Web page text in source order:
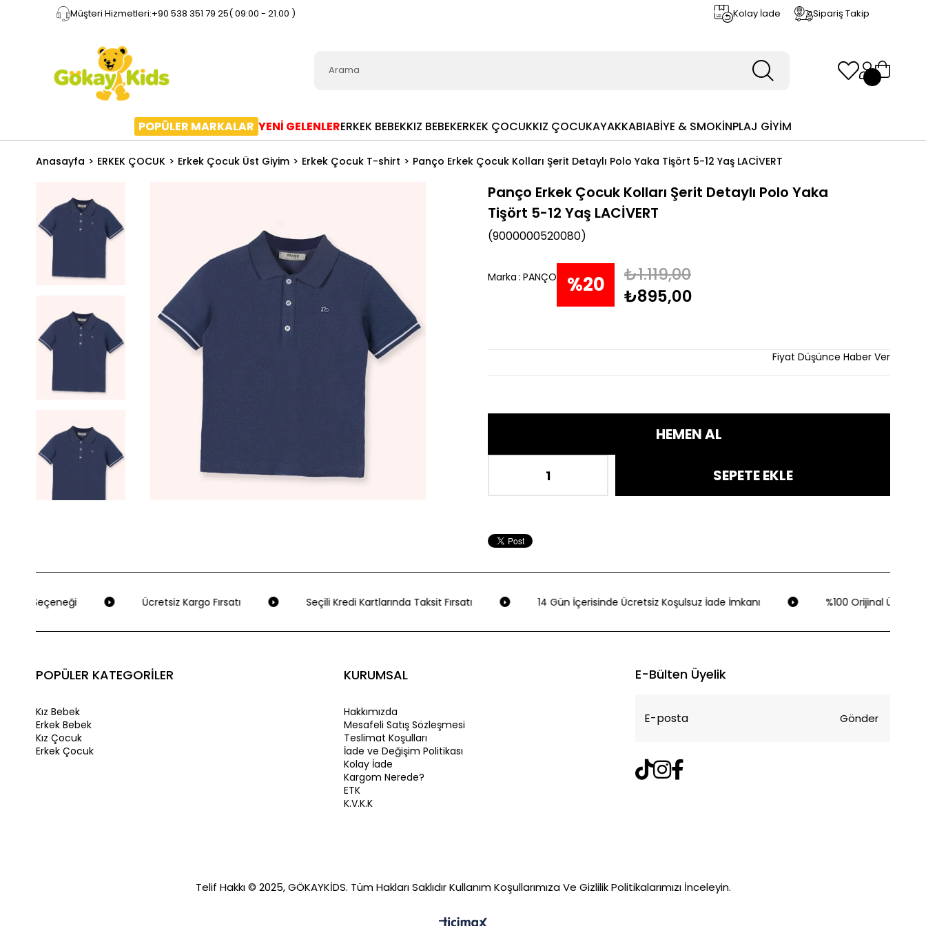
Müşteri Hizmetleri:+90 538 351 79 25( 09:00 - 21.00 ) Kolay İade Sipariş Takip
POPÜLER MARKALAR YENİ GELENLERERKEK BEBEKKIZ BEBEKERKEK ÇOCUKKIZ ÇOCUKAYAKKABIABİYE & SMOKİNPLAJ GİYİM
Anasayfa ERKEK ÇOCUK Erkek Çocuk Üst Giyim Erkek Çocuk T-shirt Panço Erkek Çocuk Kolları Şerit Detaylı Polo Yaka Tişört 5-12 Yaş LACİVERT
Panço Erkek Çocuk Kolları Şerit Detaylı Polo Yaka
Tişört 5-12 Yaş LACİVERT
(9000000520080)
Marka : PANÇO %20
₺1.119,00
₺895,00
Fiyat Düşünce Haber Ver
Seçeneği Ücretsiz Kargo Fırsatı Seçili Kredi Kartlarında Taksit Fırsatı 14 Gün İçerisinde Ücretsiz Koşulsuz İade İmkanı %100 Orijinal Ürün
POPÜLER KATEGORİLER
Kız Bebek
Erkek Bebek
Kız Çocuk
Erkek Çocuk
KURUMSAL
Hakkımızda
Mesafeli Satış Sözleşmesi
Teslimat Koşulları
İade ve Değişim Politikası
Kolay İade
Kargom Nerede?
ETK
K.V.K.K
E-Bülten Üyelik
Gönder
Telif Hakkı © 2025, GÖKAYKİDS. Tüm Hakları Saklıdır Kullanım Koşullarımıza Ve Gizlilik Politikalarımızı İnceleyin.